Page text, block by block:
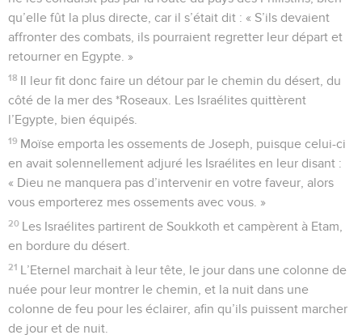
qu’elle fût la plus directe, car il s’était dit : « S’ils devaient
affronter des combats, ils pourraient regretter leur départ et
retourner en Egypte. »
18 Il leur fit donc faire un détour par le chemin du désert, du
côté de la mer des *Roseaux. Les Israélites quittèrent
l’Egypte, bien équipés.
19 Moïse emporta les ossements de Joseph, puisque celui-ci
en avait solennellement adjuré les Israélites en leur disant :
« Dieu ne manquera pas d’intervenir en votre faveur, alors
vous emporterez mes ossements avec vous. »
20 Les Israélites partirent de Soukkoth et campèrent à Etam,
en bordure du désert.
21 L’Eternel marchait à leur tête, le jour dans une colonne de
nuée pour leur montrer le chemin, et la nuit dans une
colonne de feu pour les éclairer, afin qu’ils puissent marcher
de jour et de nuit.